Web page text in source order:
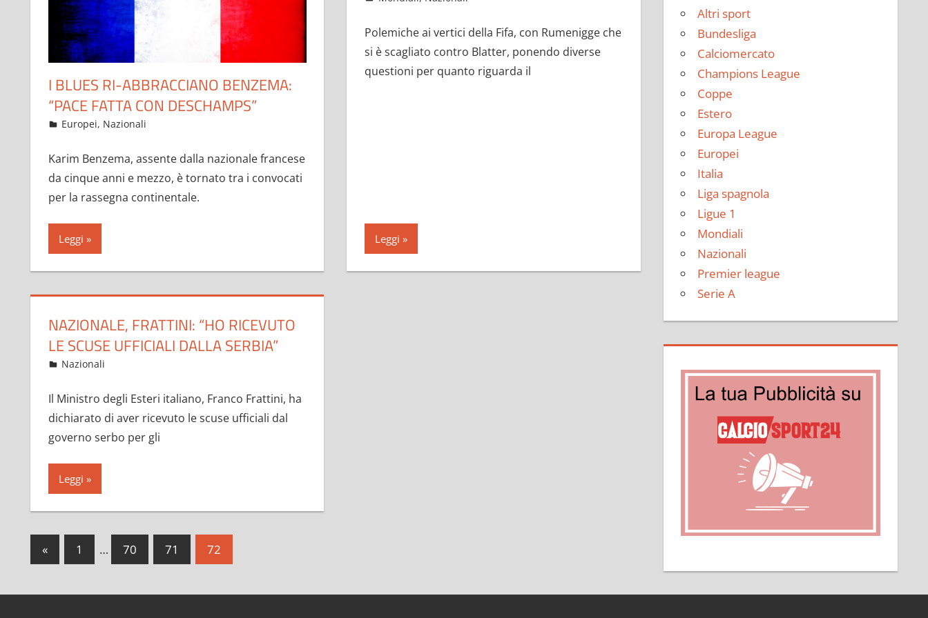
I BLUES RI-ABBRACCIANO BENZEMA:
“PACE FATTA CON DESCHAMPS”
Maggio 20, 2021
admin
Europei, Nazionali
Karim Benzema, assente dalla nazionale francese
da cinque anni e mezzo, è tornato tra i convocati
per la rassegna continentale.
Leggi
Polemiche ai vertici della Fifa, con Rumenigge che
si è scagliato contro Blatter, ponendo diverse
questioni per quanto riguarda il
Leggi
NAZIONALE, FRATTINI: “HO RICEVUTO
LE SCUSE UFFICIALI DALLA SERBIA”
Ottobre 17, 2010
admin
Nazionali
Il Ministro degli Esteri italiano, Franco Frattini, ha
dichiarato di aver ricevuto le scuse ufficiali dal
governo serbo per gli
Leggi
Paginazione
articoli
«Articoli
precedenti
1 … 70 71 72
Altri sport
Bundesliga
Calciomercato
Champions League
Coppe
Estero
Europa League
Europei
Italia
Liga spagnola
Ligue 1
Mondiali
Nazionali
Premier league
Serie A